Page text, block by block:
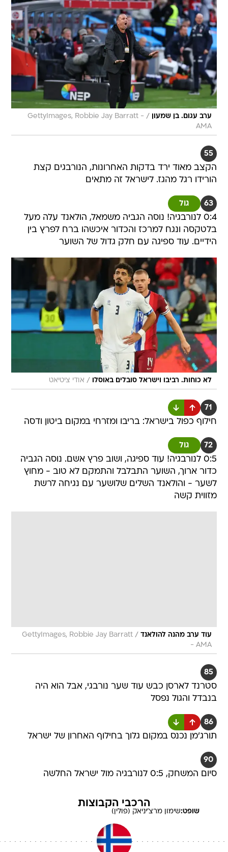
ערב עגום. בן שמעון /
GettyImages, Robbie Jay Barratt -
AMA
55
הקצב מאוד ירד בדקות האחרונות, הנורבגים קצת
הורידו רגל מהגז. לישראל זה מתאים
63 גול
0:4 לנורבגיה! נוסה הגביה משמאל, הולאנד עלה מעל
בלטקסה ונגח למרכז והכדור איכשהו ברח לפרץ בין
הידיים. עוד ספיגה עם חלק גדול של השוער
לא כוחות. רביבו וישראל סובלים באוסלו / אודי ציטיאט
71
חילוף כפול בישראל: בריבו ומזרחי במקום ביטון ודסה
72 גול
0:5 לנורבגיה! עוד ספיגה, ושוב פרץ אשם. נוסה הגביה
כדור ארוך, השוער התבלבל והתמקם לא טוב - מחוץ
לשער - והולאנד השלים שלושער עם נגיחה לרשת
מזווית קשה
עוד ערב מהנה להולאנד /
GettyImages, Robbie Jay Barratt
- AMA
85
סטרנד לארסן כבש עוד שער נורבגי, אבל הוא היה
בנבדל והגול נפסל
86
תורג'מן נכנס במקום גלוך בחילוף האחרון של ישראל
90
סיום המשחק, 0:5 לנורבגיה מול ישראל החלשה
הרכבי הקבוצות
שופט:שימון מרצ'יניאק (פולין)